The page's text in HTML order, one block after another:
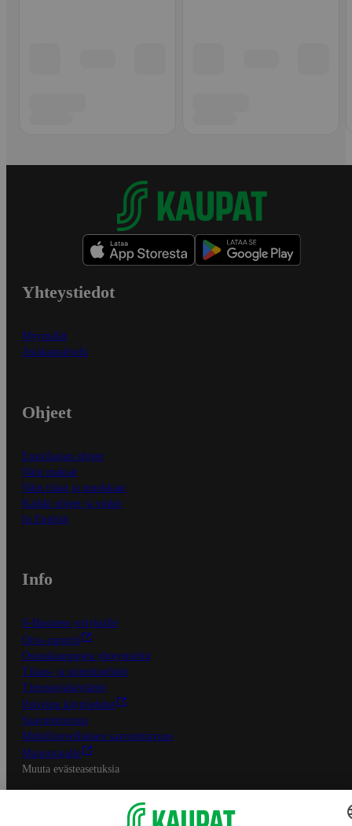
Yhteystiedot
Myymälät
Asiakaspalvelu
Ohjeet
Ensitilaajan ohjeet
Näin maksat
Näin tilaat ja muokkaat
Kaikki ohjeet ja vinkit
In English
Info
S-Business yrityksille
Oiva-raportit
Osuuskauppojen yhteystiedot
Tilaus- ja toimitusehdot
Tietosuojakäytäntö
Palvelun käyttöehdot
Saavutettavuus
Mobiilisovelluksen saavutettavuus
Mainostajalle
Muuta evästeasetuksia